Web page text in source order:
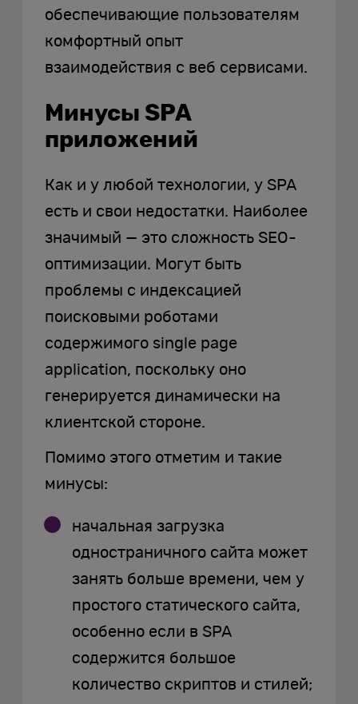
обеспечивающие пользователям
комфортный опыт
взаимодействия с веб сервисами.
Минусы SPA
приложений
Как и у любой технологии, у SPA
есть и свои недостатки. Наиболее
значимый — это сложность SEO-
оптимизации. Могут быть
проблемы с индексацией
поисковыми роботами
содержимого single page
application, поскольку оно
генерируется динамически на
клиентской стороне.
Помимо этого отметим и такие
минусы:
начальная загрузка
одностраничного сайта может
занять больше времени, чем у
простого статического сайта,
особенно если в SPA
содержится большое
количество скриптов и стилей;